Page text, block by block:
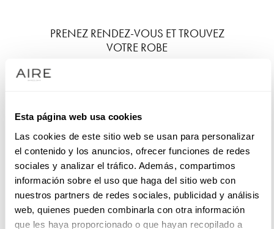
Esta página web usa cookies
Las cookies de este sitio web se usan para personalizar
el contenido y los anuncios, ofrecer funciones de redes
sociales y analizar el tráfico. Además, compartimos
información sobre el uso que haga del sitio web con
nuestros partners de redes sociales, publicidad y análisis
web, quienes pueden combinarla con otra información
que les haya proporcionado o que hayan recopilado a
PRENEZ RENDEZ-VOUS ET TROUVEZ
VOTRE ROBE